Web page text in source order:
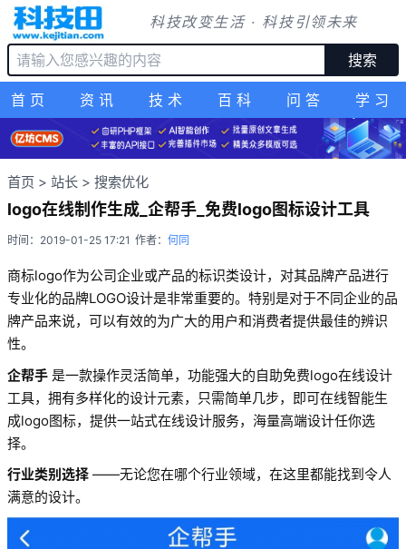
科技改变生活 · 科技引领未来
搜索
首页 资讯 技术 百科 问答 学习
首页 > 站长 > 搜索优化
logo在线制作生成_企帮手_免费logo图标设计工具
时间：2019-01-25 17:21 作者： 何同
商标logo作为公司企业或产品的标识类设计，对其品牌产品进行
专业化的品牌LOGO设计是非常重要的。特别是对于不同企业的品
牌产品来说，可以有效的为广大的用户和消费者提供最佳的辨识
性。
企帮手 是一款操作灵活简单，功能强大的自助免费logo在线设计
工具，拥有多样化的设计元素，只需简单几步，即可在线智能生
成logo图标，提供一站式在线设计服务，海量高端设计任你选
择。
行业类别选择 ——无论您在哪个行业领域，在这里都能找到令人
满意的设计。